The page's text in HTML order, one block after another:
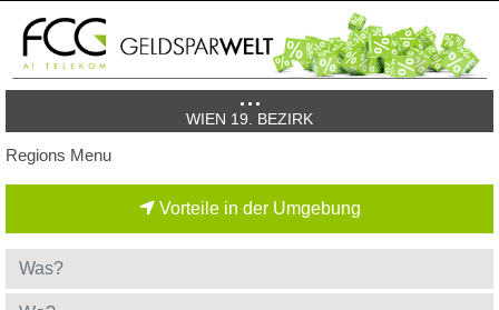
WIEN 19. BEZIRK
Regions Menu
Vorteile in der Umgebung